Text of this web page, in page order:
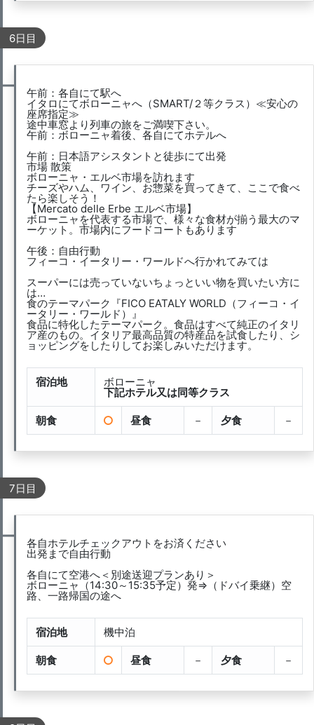
6日目
午前：各自にて駅へ
イタロにてボローニャへ（SMART/２等クラス）≪安心の
座席指定≫
途中車窓より列車の旅をご満喫下さい。
午前：ボローニャ着後、各自にてホテルへ
午前：日本語アシスタントと徒歩にて出発
市場 散策
ボローニャ・エルベ市場を訪れます
チーズやハム、ワイン、お惣菜を買ってきて、ここで食べ
たら楽しそう！
【Mercato delle Erbe エルベ市場】
ボローニャを代表する市場で、様々な食材が揃う最大のマ
ーケット。市場内にフードコートもあります
午後：自由行動
フィーコ・イータリー・ワールドへ行かれてみては
スーパーには売っていないちょっといい物を買いたい方に
は…
食のテーマパーク『FICO EATALY WORLD（フィーコ・イ
ータリー・ワールド）』
食品に特化したテーマパーク。食品はすべて純正のイタリ
ア産のもの。イタリア最高品質の特産品を試食したり、シ
ョッピングをしたりしてお楽しみいただけます。
宿泊地 ボローニャ
下記ホテル又は同等クラス
朝食 昼食 － 夕食 －
7日目
各自ホテルチェックアウトをお済ください
出発まで自由行動
各自にて空港へ＜別途送迎プランあり＞
ボローニャ（14:30～15:35予定）発⇒（ドバイ乗継）空
路、一路帰国の途へ
宿泊地 機中泊
朝食 昼食 － 夕食 －